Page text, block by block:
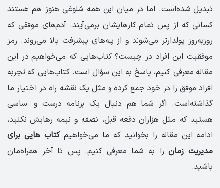
تبدیل شده‌است. اما در میان این همه شلوغی هنوز هم هستند
کسانی که از پس تمام کارهایشان برمی‌آیند. آدم‌های موفقی که
روزبه‌روز پولدارتر می‌شوند و از پله‌های پیشرفت بالا می‌روند. رمز
موفقیت این افراد در چیست؟ کتاب‌هایی که می‌خواهیم در این
مقاله معرفی کنیم، پاسخ به این سؤال است. کتاب‌هایی که تجربه
افراد موفق را در خود جمع کرده و مثل یک نقشه راه در اختیار ما
گذاشته‌است. اگر شما هم دنبال یک برنامه درست و اساسی
هستید که مثل هزاران دفعه قبل، نصفه و نیمه رهایش نکنید،
ادامه این مقاله را بخوانید که ما می‌خواهیمکتاب هایی برای
مدیریت زمان را به شما معرفی کنیم. پس تا آخر همراه‌مان
باشید.